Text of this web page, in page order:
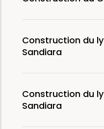
Construction du
Sandiara
Construction du
Sandiara